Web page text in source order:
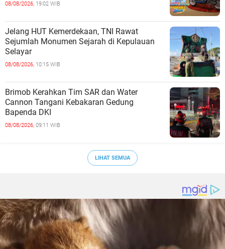
08/08/2026, 19:02 WIB
Jelang HUT Kemerdekaan, TNI Rawat
Sejumlah Monumen Sejarah di Kepulauan
Selayar
08/08/2026, 10:15 WIB
Brimob Kerahkan Tim SAR dan Water
Cannon Tangani Kebakaran Gedung
Bapenda DKI
08/08/2026, 09:11 WIB
LIHAT SEMUA